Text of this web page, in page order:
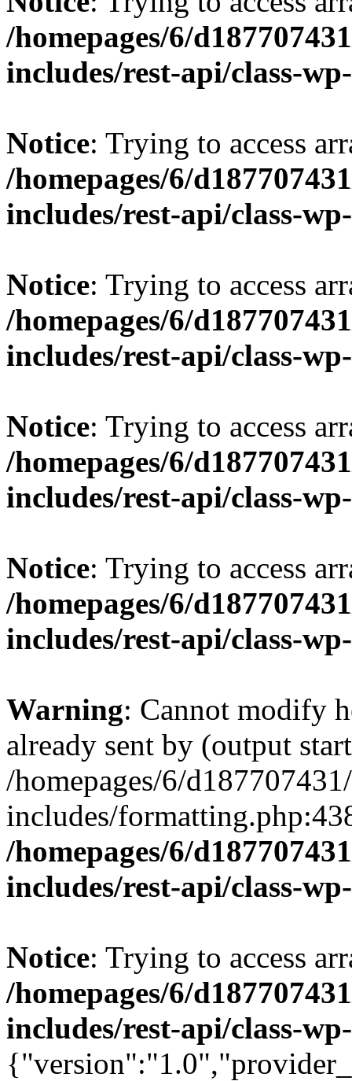
/homepages/6/
includes/rest-api/class-
Notice: Trying to access
/homepages/6/
includes/rest-api/class-
Notice: Trying to access
/homepages/6/
includes/rest-api/class-
Notice: Trying to access
/homepages/6/
includes/rest-api/class-
Notice: Trying to access
/homepages/6/
includes/rest-api/class-
Warning: Cannot modify
already sent by (output
/homepages/6/
includes/
/homepages/6/
includes/rest-api/class-
Notice: Trying to access
/homepages/6/
includes/rest-api/class-